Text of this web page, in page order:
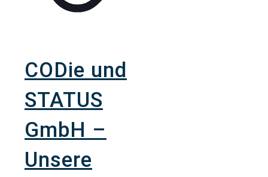
CODie und
STATUS
GmbH –
Unsere